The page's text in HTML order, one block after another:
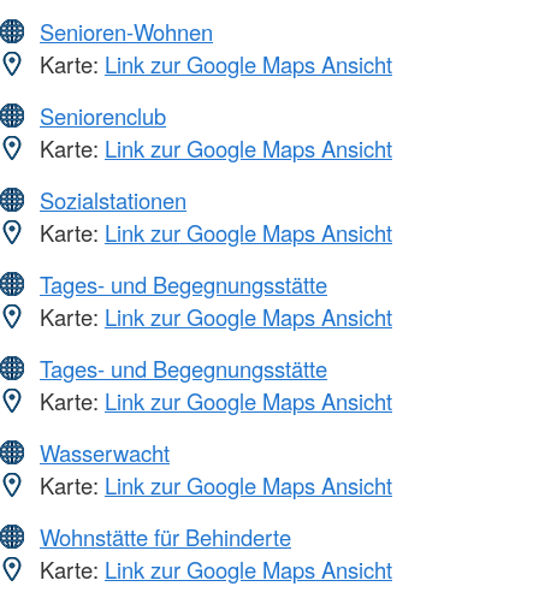
Senioren-Wohnen
Karte: Link zur Google Maps Ansicht
Seniorenclub
Karte: Link zur Google Maps Ansicht
Sozialstationen
Karte: Link zur Google Maps Ansicht
Tages- und Begegnungsstätte
Karte: Link zur Google Maps Ansicht
Tages- und Begegnungsstätte
Karte: Link zur Google Maps Ansicht
Wasserwacht
Karte: Link zur Google Maps Ansicht
Wohnstätte für Behinderte
Karte: Link zur Google Maps Ansicht